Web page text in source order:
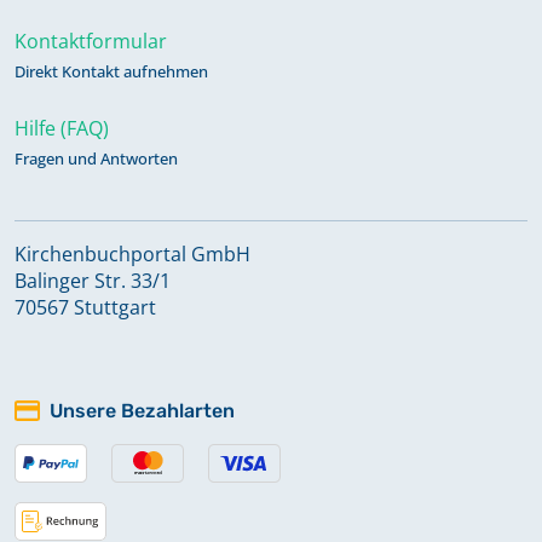
Kontaktformular
Direkt Kontakt aufnehmen
Hilfe (FAQ)
Fragen und Antworten
Kirchenbuchportal GmbH
Balinger Str. 33/1
70567 Stuttgart
Unsere Bezahlarten